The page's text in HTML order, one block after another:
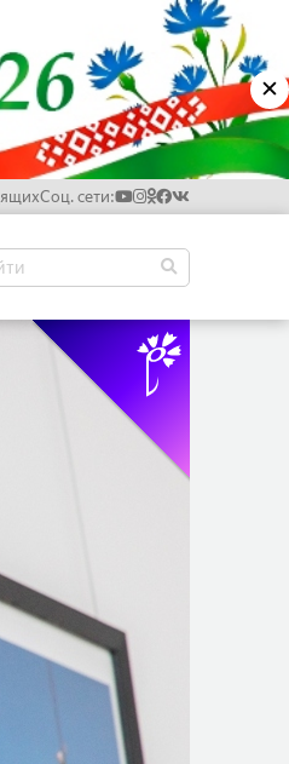
✕
Соц. сети: